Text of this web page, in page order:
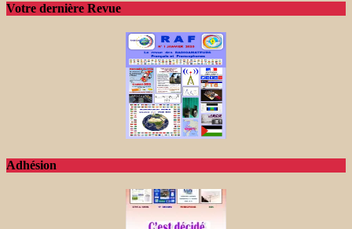
Votre dernière Revue
Adhésion